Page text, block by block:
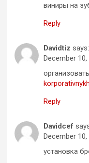
виниры на
Reply
Davidtiz says:
December
Reply
Davidcef
December
установка